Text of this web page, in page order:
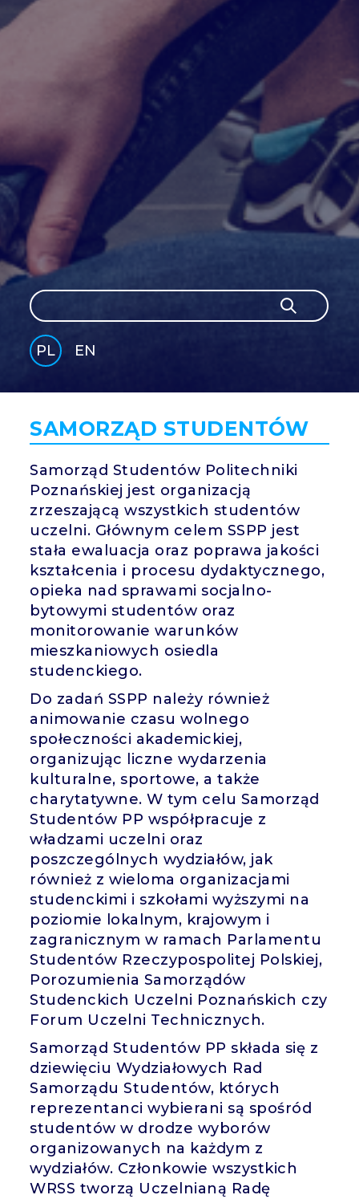
Szukaj
Szukaj
PL
EN
SH
SAMORZĄD STUDENTÓW
Samorząd Studentów Politechniki
Poznańskiej jest organizacją
zrzeszającą wszystkich studentów
uczelni. Głównym celem SSPP jest
stała ewaluacja oraz poprawa jakości
kształcenia i procesu dydaktycznego,
opieka nad sprawami socjalno-
bytowymi studentów oraz
monitorowanie warunków
mieszkaniowych osiedla
studenckiego.
Do zadań SSPP należy również
animowanie czasu wolnego
społeczności akademickiej,
organizując liczne wydarzenia
kulturalne, sportowe, a także
charytatywne. W tym celu Samorząd
Studentów PP współpracuje z
władzami uczelni oraz
poszczególnych wydziałów, jak
również z wieloma organizacjami
studenckimi i szkołami wyższymi na
poziomie lokalnym, krajowym i
zagranicznym w ramach Parlamentu
Studentów Rzeczypospolitej Polskiej,
Porozumienia Samorządów
Studenckich Uczelni Poznańskich czy
Forum Uczelni Technicznych.
Samorząd Studentów PP składa się z
dziewięciu Wydziałowych Rad
Samorządu Studentów, których
reprezentanci wybierani są spośród
studentów w drodze wyborów
organizowanych na każdym z
wydziałów. Członkowie wszystkich
WRSS tworzą Uczelnianą Radę